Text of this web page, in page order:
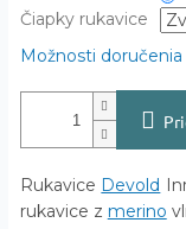
Čiapky rukavice
Možnosti doručenia
Rukavice Devold
rukavice z merino